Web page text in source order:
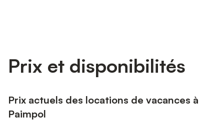
Prix et disponibilités
Prix actuels des locations de vacances à
Paimpol